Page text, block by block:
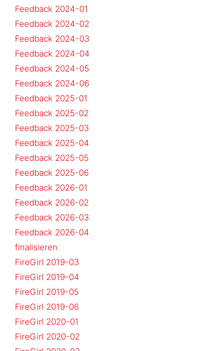
Feedback 2024-01
Feedback 2024-02
Feedback 2024-03
Feedback 2024-04
Feedback 2024-05
Feedback 2024-06
Feedback 2025-01
Feedback 2025-02
Feedback 2025-03
Feedback 2025-04
Feedback 2025-05
Feedback 2025-06
Feedback 2026-01
Feedback 2026-02
Feedback 2026-03
Feedback 2026-04
finalisieren
FireGirl 2019-03
FireGirl 2019-04
FireGirl 2019-05
FireGirl 2019-06
FireGirl 2020-01
FireGirl 2020-02